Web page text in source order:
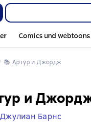
Comics und webtoons
📚 Артур и Джордж
и
Джулиан Барнс